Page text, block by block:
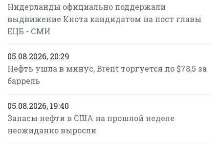
Нидерланды официально поддержали
выдвижение Кнота кандидатом на пост главы
ЕЦБ - СМИ
05.08.2026, 20:29
Нефть ушла в минус, Brent торгуется по $78,5 за
баррель
05.08.2026, 19:40
Запасы нефти в США на прошлой неделе
неожиданно выросли